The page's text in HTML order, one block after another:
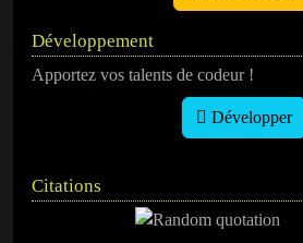
Développement
Apportez vos talents de codeur !
Développer
Citations